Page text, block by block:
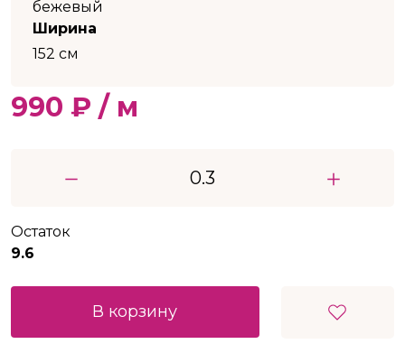
бежевый
Ширина
152 см
990 ₽ / м
Остаток
9.6
В корзину